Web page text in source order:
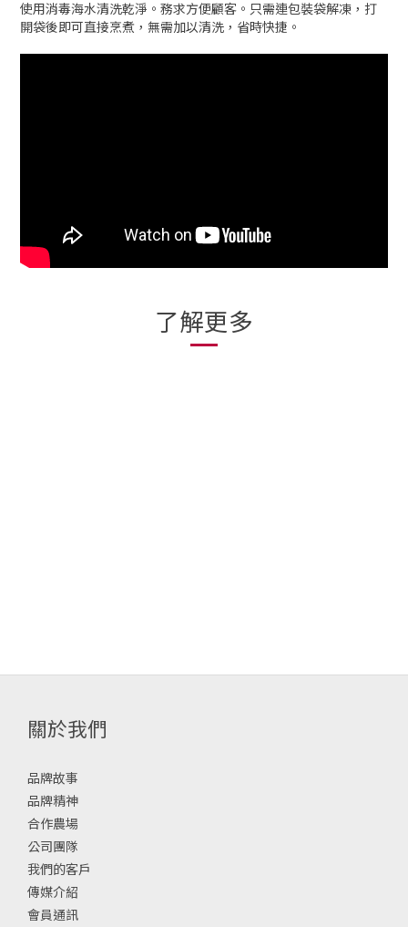
使用消毒海水清洗乾淨。務求方便顧客。只需連包裝袋解凍，打
開袋後即可直接烹煮，無需加以清洗，省時快捷。
了解更多
關於我們
品牌故事
品牌精神
合作農場
公司團隊
我們的客戶
傳媒介紹
會員通訊